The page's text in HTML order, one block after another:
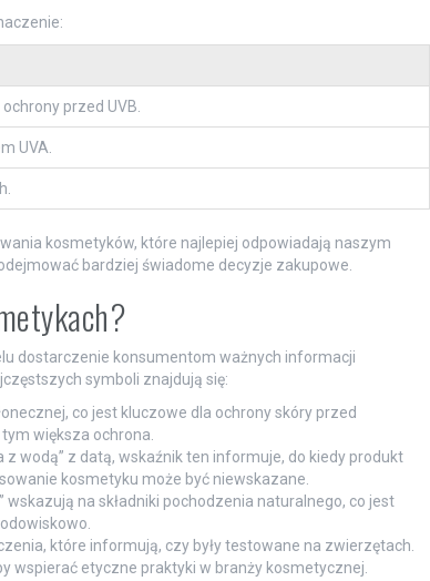
przed UVB.
UVA.
kosmetyków, które najlepiej odpowiadają naszym
bardziej świadome decyzje zakupowe.
dostarczenie konsumentom ważnych informacji
symboli znajdują się:
co jest kluczowe dla ochrony skóry przed
większa ochrona.
wodą” z datą, wskaźnik ten informuje, do kiedy produkt
kosmetyku może być niewskazane.
wskazują na składniki pochodzenia naturalnego, co jest
które informują, czy były testowane na zwierzętach.
wspierać etyczne praktyki w branży kosmetycznej.